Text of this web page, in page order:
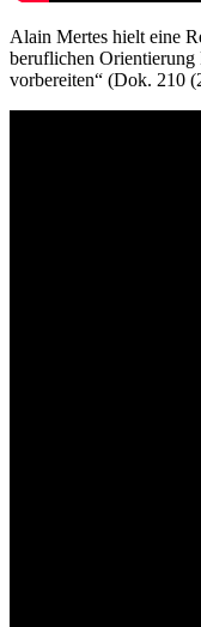
Alain Mertes hielt eine
beruflichen
vorbereiten“ (Dok. 210